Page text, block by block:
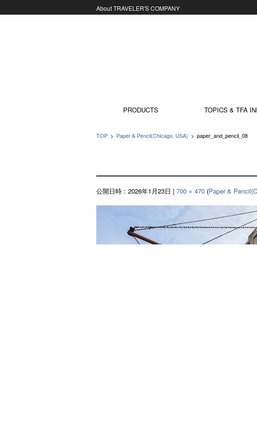
About TRAVELER'S COMPANY
PRODUCTS
TOPICS & TFA
TOP > Paper & Pencil(Chicago, USA) > paper_and_pencil_08
公開日時： 2026年1月23日 | 700 × 470 (Paper &